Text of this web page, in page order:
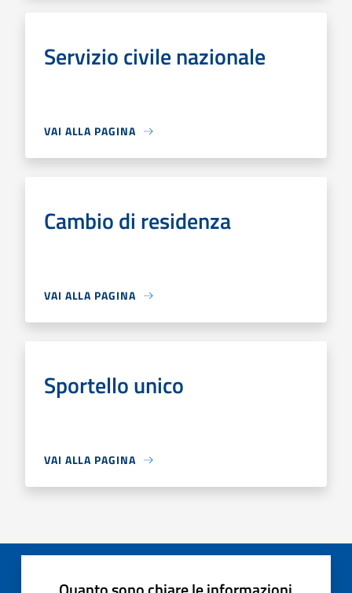
Servizio civile nazionale
VAI ALLA PAGINA
Cambio di residenza
VAI ALLA PAGINA
Sportello unico
VAI ALLA PAGINA